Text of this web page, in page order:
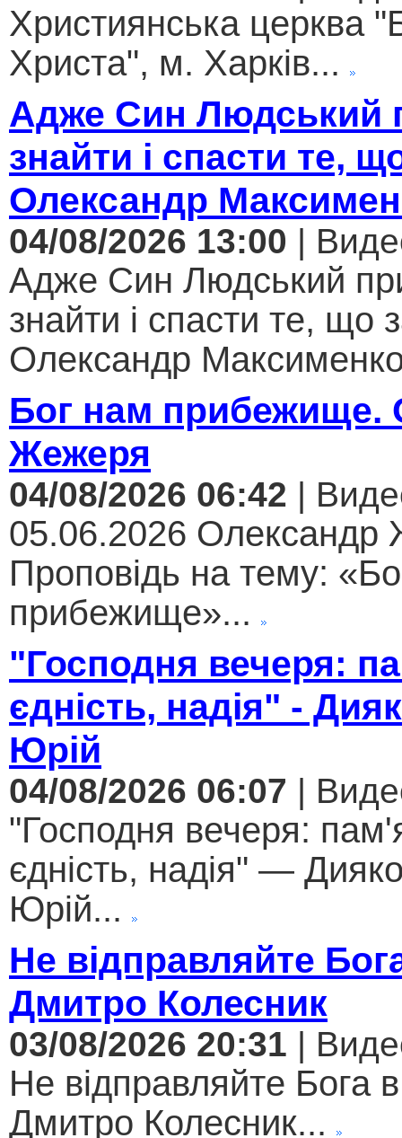
Християнська церква
Христа", м. Харків...
Адже Син Людський
знайти і спасти те,
Олександр
04/08/2026 13:00 |
Адже Син Людський
знайти і спасти те, що
Олександр
Бог нам прибежище.
Жежеря
04/08/2026 06:42 |
05.06.2026 Олександр
Проповідь на тему:
прибежище»...
"Господня вечеря:
єдність, надія" -
Юрій
04/08/2026 06:07 |
"Господня вечеря:
єдність, надія" —
Юрій...
Не відправляйте
Дмитро Колесник
03/08/2026 20:31 |
Не відправляйте Бога
Дмитро Колесник...